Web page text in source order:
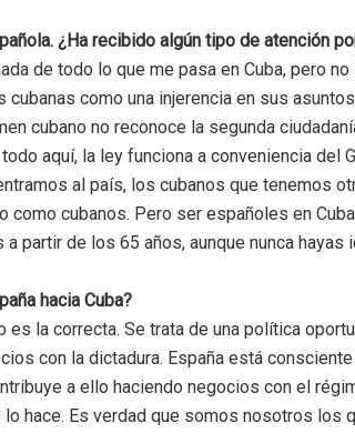
¿Ha recibido algún tipo de atención
de todo lo que me pasa en Cuba, pero
como una injerencia en sus
cubano no reconoce la segunda
aquí, la ley funciona a conveniencia del
al país, los cubanos que tenemos
cubanos. Pero ser españoles en
partir de los 65 años, aunque nunca hayas
hacia Cuba?
es la correcta. Se trata de una política
con la dictadura. España está
a ello haciendo negocios con el
hace. Es verdad que somos nosotros los